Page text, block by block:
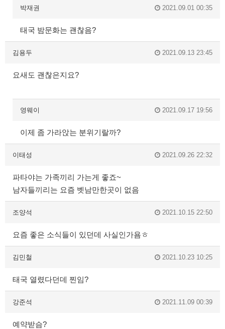
박재권 2021.09.01 00:35
태국 밤문화는 괜찮음?
김용두 2021.09.13 23:45
요새도 괜찮은지요?
영웨이 2021.09.17 19:56
이제 좀 가라앉는 분위기랄까?
이태성 2021.09.26 22:32
파타야는 가족끼리 가는게 좋죠~
남자들끼리는 요즘 벳남만한곳이 없음
조양석 2021.10.15 22:50
요즘 좋은 소식들이 있던데 사실인가욤ㅎ
김민철 2021.10.23 10:25
태국 열렸다던데 찐임?
강준석 2021.11.09 00:39
예약받슴?